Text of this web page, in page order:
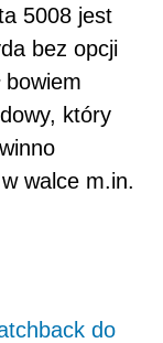
5008 jest
bez opcji
bowiem
który
walce m.in.
do